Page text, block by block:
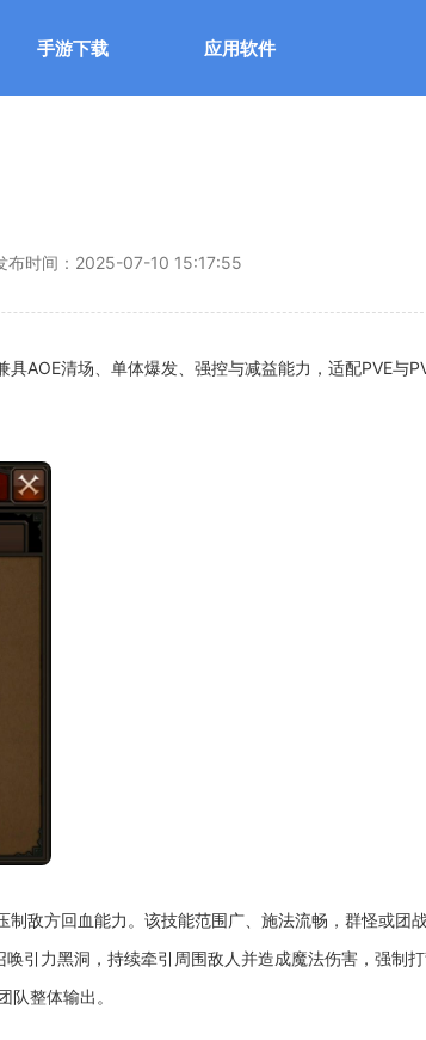
手游下载 应用软件
布时间： 2025-07-10 15:17:55
AOE清场、单体爆发、强控与减益能力，适配PVE与
敌方回血能力。该技能范围广、施法流畅，群怪或团
引力黑洞，持续牵引周围敌人并造成魔法伤害，强制
整体输出。